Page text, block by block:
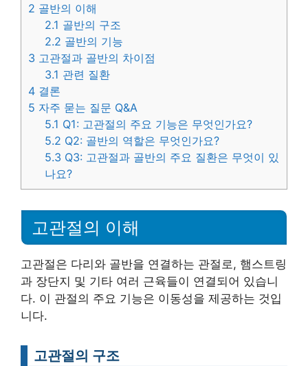
2 골반의 이해
2.1 골반의 구조
2.2 골반의 기능
3 고관절과 골반의 차이점
3.1 관련 질환
4 결론
5 자주 묻는 질문 Q&A
5.1 Q1: 고관절의 주요 기능은 무엇인가요?
5.2 Q2: 골반의 역할은 무엇인가요?
5.3 Q3: 고관절과 골반의 주요 질환은 무엇이 있
나요?
고관절의 이해
고관절은 다리와 골반을 연결하는 관절로, 햄스트링
과 장단지 및 기타 여러 근육들이 연결되어 있습니
다. 이 관절의 주요 기능은 이동성을 제공하는 것입
니다.
고관절의 구조